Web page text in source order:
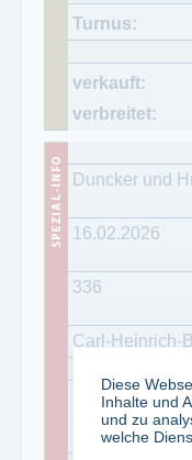
Duncker und
16.02.2026
336
Carl-Heinrich-
Simone
Diese
Inhalte und
und zu
welche